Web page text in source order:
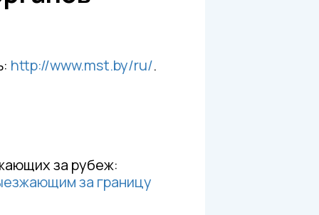
http://www.mst.by/ru/.
за рубеж:
за границу